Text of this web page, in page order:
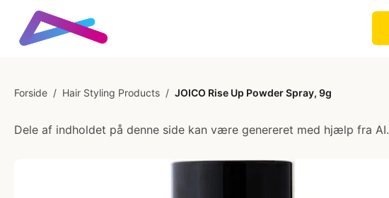
Forside / Hair Styling Products / JOICO Rise Up Powder Spray, 9g
Dele af indholdet på denne side kan være genereret med hjælp fra AI.